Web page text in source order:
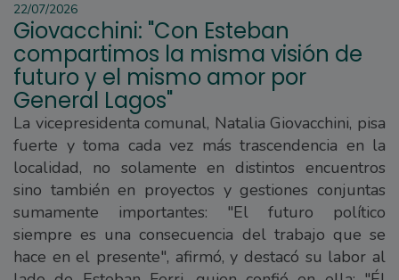
22/07/2026
Giovacchini: "Con Esteban
compartimos la misma visión de
futuro y el mismo amor por
General Lagos"
La vicepresidenta comunal, Natalia Giovacchini, pisa
fuerte y toma cada vez más trascendencia en la
localidad, no solamente en distintos encuentros
sino también en proyectos y gestiones conjuntas
sumamente importantes: "El futuro político
siempre es una consecuencia del trabajo que se
hace en el presente", afirmó, y destacó su labor al